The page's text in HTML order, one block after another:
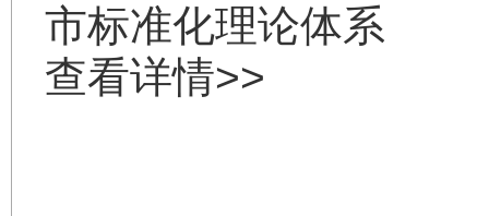
市标准化理论体系
查看详情>>